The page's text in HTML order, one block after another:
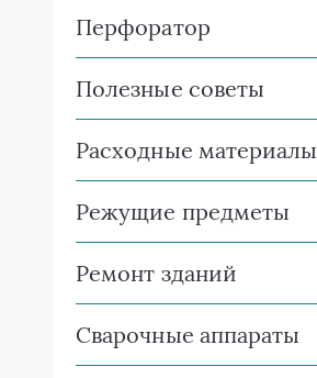
Перфоратор
Полезные советы
Расходные материалы
Режущие предметы
Ремонт зданий
Сварочные аппараты